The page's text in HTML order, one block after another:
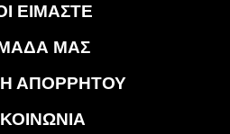
ΕΙΜΑΣΤΕ
ΜΑΣ
ΑΠΟΡΡΗΤΟΥ